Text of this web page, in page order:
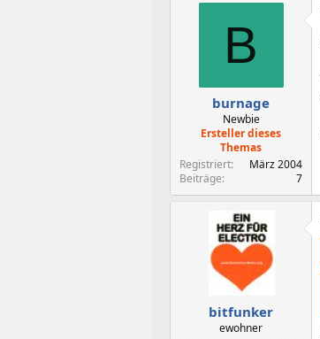
B
burnage
Newbie
Ersteller dieses
Themas
Registriert
März 2004
Beiträge
7
bitfunker
ewohner